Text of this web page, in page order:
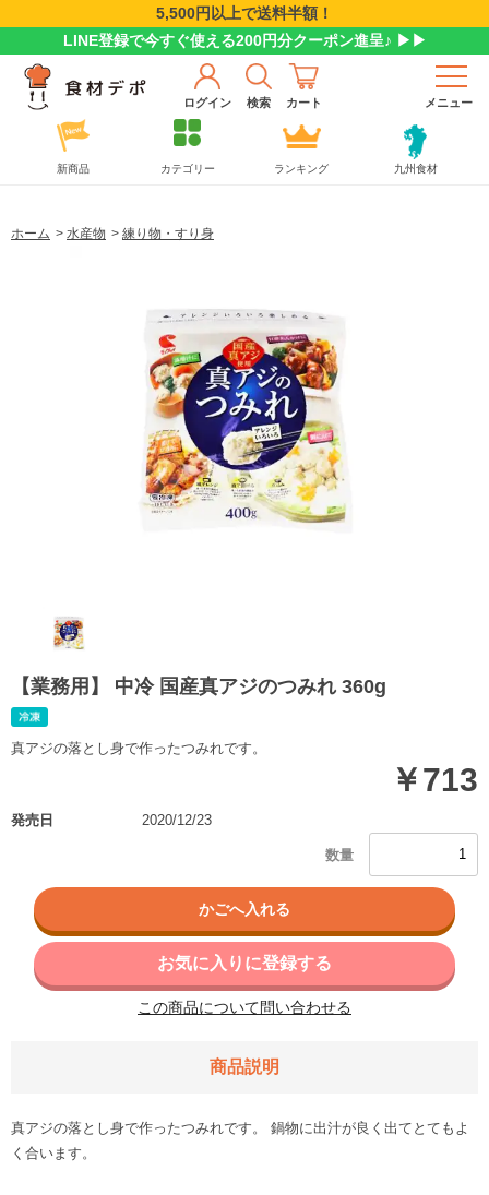
5,500円以上で送料半額！
LINE登録で今すぐ使える200円分クーポン進呈♪ ▶▶
ログイン 検索 カート メニュー
新商品 カテゴリー ランキング 九州食材
ホーム > 水産物 > 練り物・すり身
【業務用】 中冷 国産真アジのつみれ 360g
真アジの落とし身で作ったつみれです。
￥713
発売日 2020/12/23
お気に入りに登録する
この商品について問い合わせる
商品説明
真アジの落とし身で作ったつみれです。 鍋物に出汁が良く出てとてもよ
く合います。